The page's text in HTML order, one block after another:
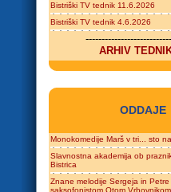
Bistriški TV tednik 11.6.2026
Bistriški TV tednik 4.6.2026
ARHIV
ODDAJE
Monokomedije Marš v tri... sto
Slavnostna akademija ob
Bistrica
Znane melodije Sergeja in
saksofonistom Otom Vrhovnikom